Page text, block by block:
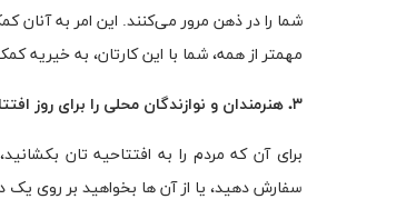
شما را در ذهن مرور می‌کنند. این امر به
مهمتر از همه، شما با این کارتان، به خیریه
۳. هنرمندان و نوازندگان محلی را برای روز افتتاحیه استخدام کنید
برای آن که مردم را به افتتاحیه تان
سفارش دهید، یا از آن ها بخواهید بر روی یک